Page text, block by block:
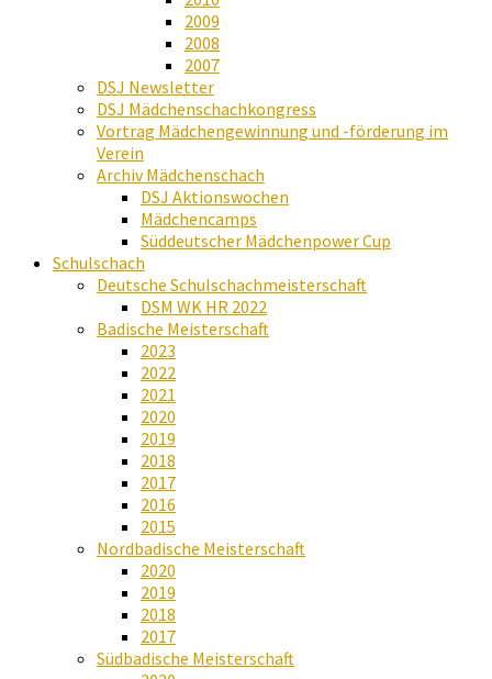
2009
2008
2007
DSJ Newsletter
DSJ Mädchenschachkongress
Vortrag Mädchengewinnung und -förderung im
Verein
Archiv Mädchenschach
DSJ Aktionswochen
Mädchencamps
Süddeutscher Mädchenpower Cup
Schulschach
Deutsche Schulschachmeisterschaft
DSM WK HR 2022
Badische Meisterschaft
2023
2022
2021
2020
2019
2018
2017
2016
2015
Nordbadische Meisterschaft
2020
2019
2018
2017
Südbadische Meisterschaft